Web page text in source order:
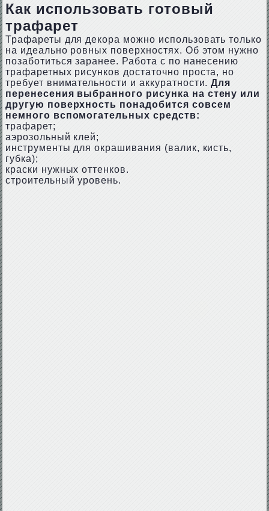
Как использовать готовый
трафарет
Трафареты для декора можно использовать только
на идеально ровных поверхностях. Об этом нужно
позаботиться заранее. Работа с по нанесению
трафаретных рисунков достаточно проста, но
требует внимательности и аккуратности.Для
перенесения выбранного рисунка на стену или
другую поверхность понадобится совсем
немного вспомогательных средств:
трафарет;
аэрозольный клей;
инструменты для окрашивания (валик, кисть,
губка);
краски нужных оттенков.
строительный уровень.